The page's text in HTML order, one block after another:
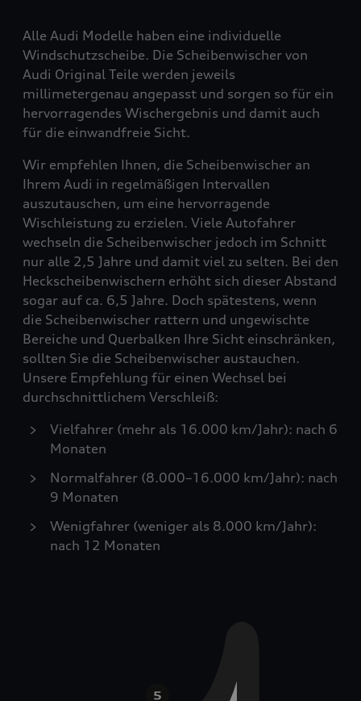
Alle Audi Modelle haben eine individuelle
Windschutzscheibe. Die Scheibenwischer von
Audi Original Teile werden jeweils
millimetergenau angepasst und sorgen so für ein
hervorragendes Wischergebnis und damit auch
für die einwandfreie Sicht.
Wir empfehlen Ihnen, die Scheibenwischer an
Ihrem Audi in regelmäßigen Intervallen
auszutauschen, um eine hervorragende
Wischleistung zu erzielen. Viele Autofahrer
wechseln die Scheibenwischer jedoch im Schnitt
nur alle 2,5 Jahre und damit viel zu selten. Bei den
Heckscheibenwischern erhöht sich dieser Abstand
sogar auf ca. 6,5 Jahre. Doch spätestens, wenn
die Scheibenwischer rattern und ungewischte
Bereiche und Querbalken Ihre Sicht einschränken,
sollten Sie die Scheibenwischer austauchen.
Unsere Empfehlung für einen Wechsel bei
durchschnittlichem Verschleiß:
Vielfahrer (mehr als 16.000 km/Jahr): nach 6
Monaten
Normalfahrer (8.000–16.000 km/Jahr): nach
9 Monaten
Wenigfahrer (weniger als 8.000 km/Jahr):
nach 12 Monaten